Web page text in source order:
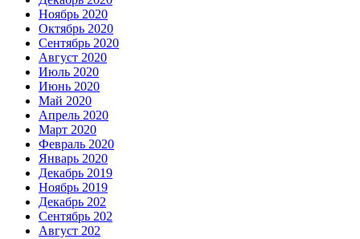
Ноябрь 2020
Октябрь 2020
Сентябрь 2020
Август 2020
Июль 2020
Июнь 2020
Май 2020
Апрель 2020
Март 2020
Февраль 2020
Январь 2020
Декабрь 2019
Ноябрь 2019
Декабрь 202
Сентябрь 202
Август 202